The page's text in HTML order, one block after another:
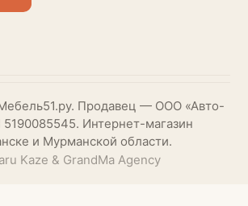
Продавец — ООО «Авто-
Интернет-магазин
и Мурманской области.
Kaze & GrandMa Agency